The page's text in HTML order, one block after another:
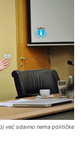
već odavno nema političke